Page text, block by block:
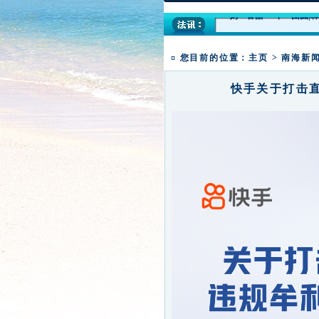
本焕学院2024年招生通告
一粥一香甜 一年一团圆|
¤ 您目前的位置：主页 >南海新
快手关于打击